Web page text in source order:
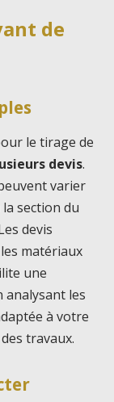
de
le tirage de
devis.
varier
section du
devis
matériaux
une
analysant les
à votre
travaux.